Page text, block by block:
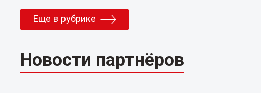
Еще в рубрике
Новости партнёров